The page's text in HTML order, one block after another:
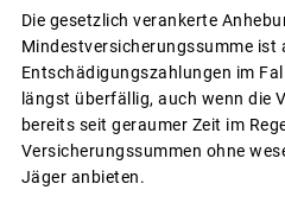
Die gesetzlich verankerte
Mindestversicherungssumme ist
Entschädigungszahlungen im
längst überfällig, auch wenn die
bereits seit geraumer Zeit im
Versicherungssummen ohne
Jäger anbieten.